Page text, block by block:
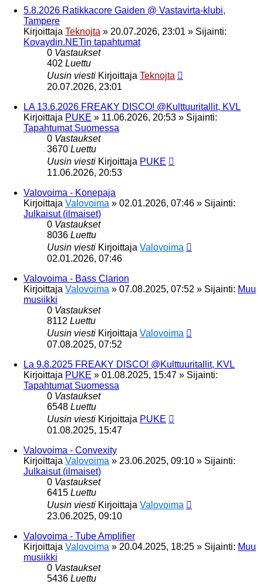
5.8.2026 Ratikkacore Gaiden @ Vastavirta-klubi,
Tampere
Kirjoittaja Teknojta » 20.07.2026, 23:01 » Sijainti:
Kovaydin.NETin tapahtumat
0 Vastaukset
402 Luettu
Uusin viesti Kirjoittaja Teknojta
20.07.2026, 23:01
LA 13.6.2026 FREAKY DISCO! @Kulttuuritallit, KVL
Kirjoittaja PUKE » 11.06.2026, 20:53 » Sijainti:
Tapahtumat Suomessa
0 Vastaukset
3670 Luettu
Uusin viesti Kirjoittaja PUKE
11.06.2026, 20:53
Valovoima - Konepaja
Kirjoittaja Valovoima » 02.01.2026, 07:46 » Sijainti:
Julkaisut (ilmaiset)
0 Vastaukset
8036 Luettu
Uusin viesti Kirjoittaja Valovoima
02.01.2026, 07:46
Valovoima - Bass Clarion
Kirjoittaja Valovoima » 07.08.2025, 07:52 » Sijainti: Muu
musiikki
0 Vastaukset
8112 Luettu
Uusin viesti Kirjoittaja Valovoima
07.08.2025, 07:52
La 9.8.2025 FREAKY DISCO! @Kulttuuritallit, KVL
Kirjoittaja PUKE » 01.08.2025, 15:47 » Sijainti:
Tapahtumat Suomessa
0 Vastaukset
6548 Luettu
Uusin viesti Kirjoittaja PUKE
01.08.2025, 15:47
Valovoima - Convexity
Kirjoittaja Valovoima » 23.06.2025, 09:10 » Sijainti:
Julkaisut (ilmaiset)
0 Vastaukset
6415 Luettu
Uusin viesti Kirjoittaja Valovoima
23.06.2025, 09:10
Valovoima - Tube Amplifier
Kirjoittaja Valovoima » 20.04.2025, 18:25 » Sijainti: Muu
musiikki
0 Vastaukset
5436 Luettu